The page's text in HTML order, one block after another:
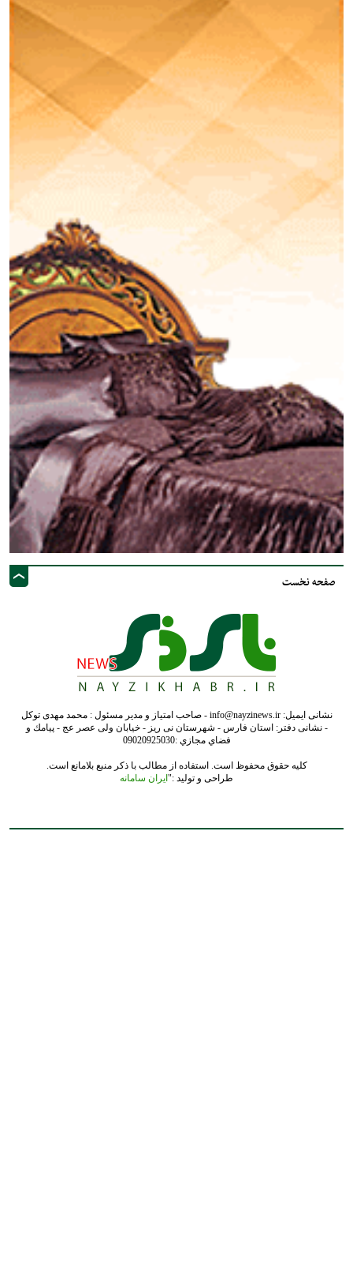
صفحه نخست
نشانی ایمیل: info@nayzinews.ir - صاحب امتیاز و مدیر مسئول : محمد مهدی توکل
- نشانی دفتر: استان فارس - شهرستان نی ریز - خیابان ولی عصر عج - پيامك و
فضاي مجازي :09020925030
کلیه حقوق محفوظ است. استفاده از مطالب با ذکر منبع بلامانع است.
طراحی و تولید :"ایران سامانه